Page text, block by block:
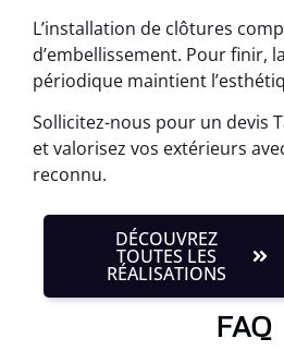
L’installation de clôtures
d’embellissement. Pour finir,
périodique maintient
Sollicitez-nous pour un devis
et valorisez vos extérieurs
reconnu.
DÉCOUVREZ
TOUTES LES
RÉALISATIONS
FAQ